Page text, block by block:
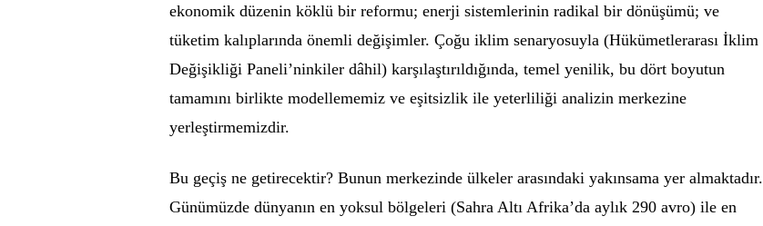
ekonomik düzenin köklü bir reformu; enerji sistemlerinin radikal bir dönüşümü; ve
tüketim kalıplarında önemli değişimler. Çoğu iklim senaryosuyla (Hükümetlerarası İklim
Değişikliği Paneli’ninkiler dâhil) karşılaştırıldığında, temel yenilik, bu dört boyutun
tamamını birlikte modellememiz ve eşitsizlik ile yeterliliği analizin merkezine
yerleştirmemizdir.
Bu geçiş ne getirecektir? Bunun merkezinde ülkeler arasındaki yakınsama yer almaktadır.
Günümüzde dünyanın en yoksul bölgeleri (Sahra Altı Afrika’da aylık 290 avro) ile en